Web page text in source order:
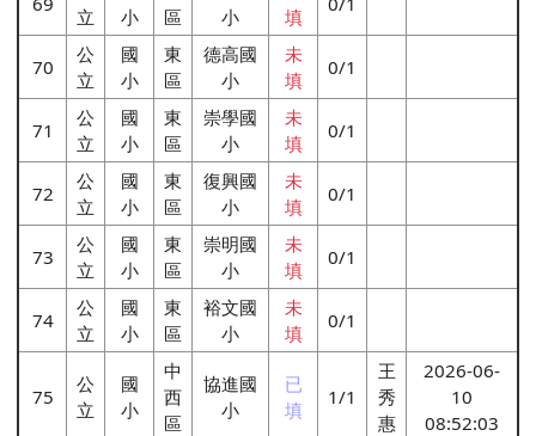
立
小
區
小
填
70
公
立
國
小
東
區
德高國
小
未
填
0/1
71
公
立
國
小
東
區
崇學國
小
未
填
0/1
72
公
立
國
小
東
區
復興國
小
未
填
0/1
73
公
立
國
小
東
區
崇明國
小
未
填
0/1
74
公
立
國
小
東
區
裕文國
小
未
填
0/1
75
公
立
國
小
中
西
區
協進國
小
已
填
1/1
王
秀
惠
2026-06-
10
08:52:03